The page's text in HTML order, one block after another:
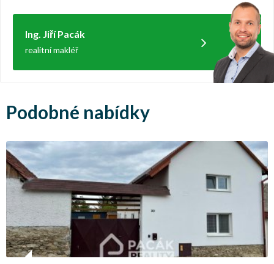
Ing. Jiří Pacák
realitní makléř
Podobné nabídky